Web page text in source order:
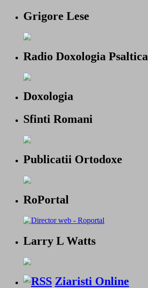
Grigore Lese
Radio Doxologia Psaltica
Doxologia
Sfinti Romani
Publicatii Ortodoxe
RoPortal
Larry L Watts
Ziaristi Online